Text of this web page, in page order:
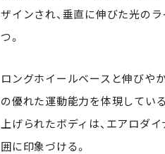
ザインされ、垂直に伸びた光の
つ。
ロングホイールベースと伸びや
の優れた運動能力を体現してい
上げられたボディは、エアロダ
囲に印象づける。